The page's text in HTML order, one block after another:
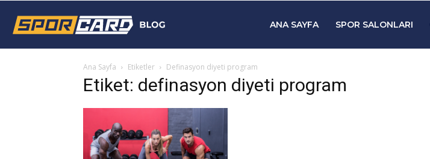
Blog
ANA SAYFA SPOR SALONLARI
Ana Sayfa Etiketler Definasyon diyeti program
Etiket: definasyon diyeti program